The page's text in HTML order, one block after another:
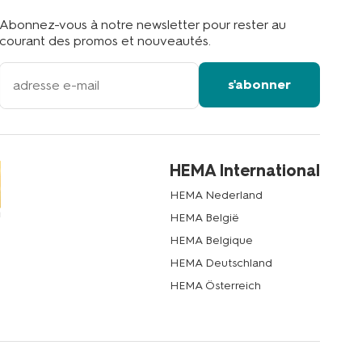
Abonnez-vous à notre newsletter pour rester au
courant des promos et nouveautés.
votre
adresse
s'abonner
HEMA International
HEMA Nederland
HEMA België
HEMA Belgique
HEMA Deutschland
HEMA Österreich